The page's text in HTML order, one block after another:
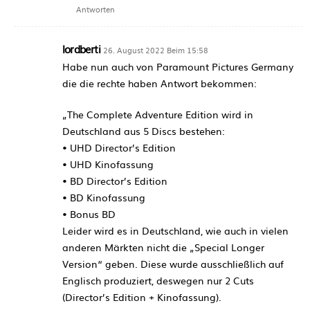
Antworten
lordberti 26. August 2022 Beim 15:58
Habe nun auch von Paramount Pictures Germany
die die rechte haben Antwort bekommen:
„The Complete Adventure Edition wird in
Deutschland aus 5 Discs bestehen:
• UHD Director’s Edition
• UHD Kinofassung
• BD Director’s Edition
• BD Kinofassung
• Bonus BD
Leider wird es in Deutschland, wie auch in vielen
anderen Märkten nicht die „Special Longer
Version“ geben. Diese wurde ausschließlich auf
Englisch produziert, deswegen nur 2 Cuts
(Director’s Edition + Kinofassung).